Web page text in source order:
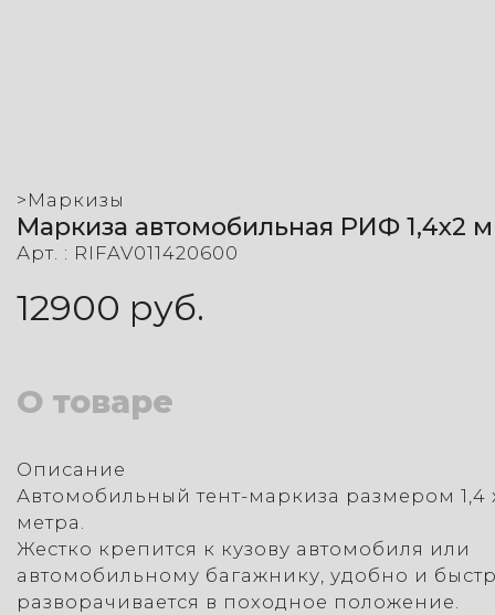
> Маркизы
Маркиза автомобильная РИФ 1,4х2 м
Арт. : RIFAV011420600
12900 руб.
О товаре
Описание
Автомобильный тент-маркиза размером 1,4
метра.
Жестко крепится к кузову автомобиля или
автомобильному багажнику, удобно и
разворачивается в походное положение.